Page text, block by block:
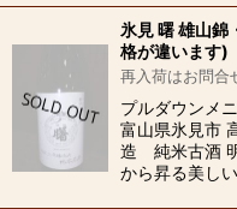
氷見 曙 雄山
格が違います)
再入荷はお問合
プルダウンメ
富山県氷見市
造 純米古酒
から昇る美し